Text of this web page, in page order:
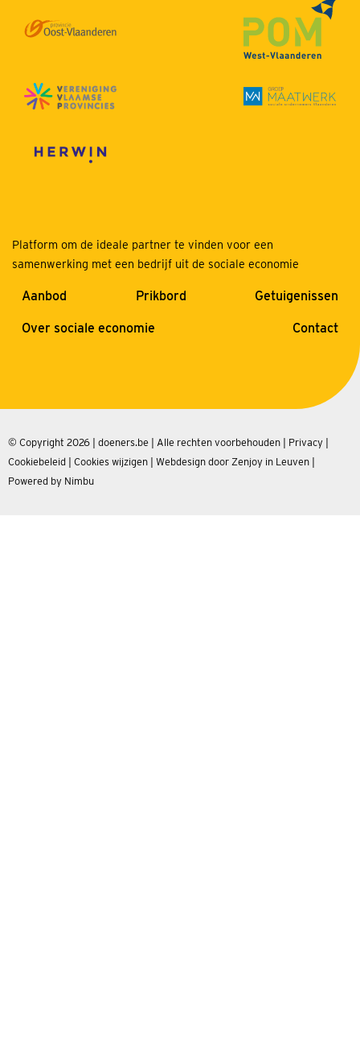
Platform om de ideale partner te vinden voor een
samenwerking met een bedrijf uit de sociale economie
Aanbod Prikbord Getuigenissen
Over sociale economie Contact
© Copyright 2026 | doeners.be | Alle rechten voorbehouden | Privacy
Cookiebeleid
Cookies wijzigen Webdesign door Zenjoy in Leuven
Powered by Nimbu